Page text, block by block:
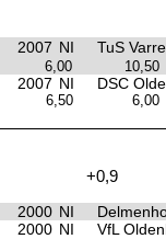
2007 NI TuS
6,00 10,50
2007 NI DSC
6,50 6,00
+0,9
2000 NI
2000 NI VfL